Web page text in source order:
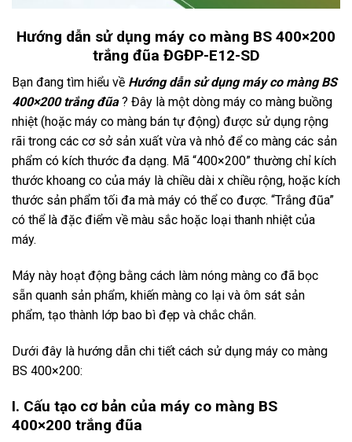
Hướng dẫn sử dụng máy co màng BS 400×200
trắng đũa ĐGĐP-E12-SD
Bạn đang tìm hiểu về Hướng dẫn sử dụng máy co màng BS
400×200 trắng đũa ? Đây là một dòng máy co màng buồng
nhiệt (hoặc máy co màng bán tự động) được sử dụng rộng
rãi trong các cơ sở sản xuất vừa và nhỏ để co màng các sản
phẩm có kích thước đa dạng. Mã “400×200” thường chỉ kích
thước khoang co của máy là chiều dài x chiều rộng, hoặc kích
thước sản phẩm tối đa mà máy có thể co được. “Trắng đũa”
có thể là đặc điểm về màu sắc hoặc loại thanh nhiệt của
máy.
Máy này hoạt động bằng cách làm nóng màng co đã bọc
sẵn quanh sản phẩm, khiến màng co lại và ôm sát sản
phẩm, tạo thành lớp bao bì đẹp và chắc chắn.
Dưới đây là hướng dẫn chi tiết cách sử dụng máy co màng
BS 400×200:
I. Cấu tạo cơ bản của máy co màng BS
400×200 trắng đũa